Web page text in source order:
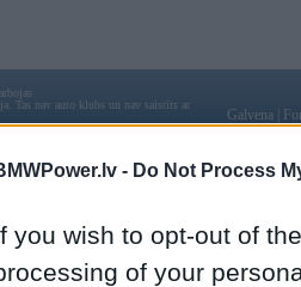
- Do Not Process
you wish to opt-out of
of your
Tas nav auto klubs un nav saistīts ar
Galvena